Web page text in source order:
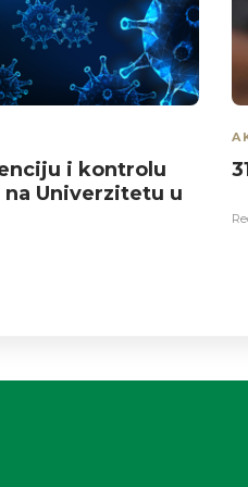
i kontrolu
na Univerzitetu u